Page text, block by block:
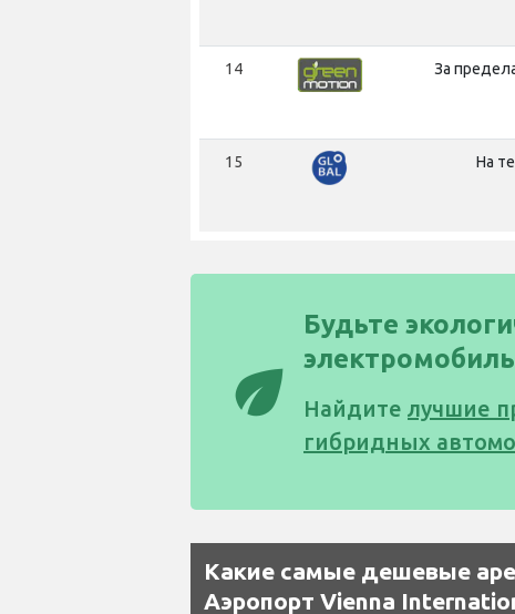
14 За
15 На
eco
Будьте
Найдите лучшие
гибридных
Какие самые дешевые
Аэропорт Vienna